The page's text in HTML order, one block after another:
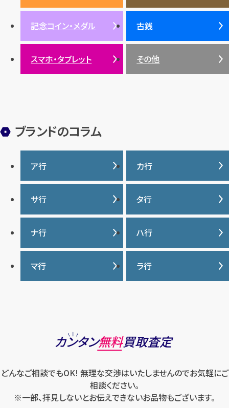
ルビー 陶磁器・ガラス ブレゲ SDGs
サファイア
パール
サンゴ
ヒスイ
記念コイン・メダル 古銭
スマホ・タブレット その他
ブランドのコラム
ア行
IWC
ヴァシュロンコンスタンタ
ン
ウブロ
エルメス
オーデマ ピゲ
カ行
カナダグース
カルティエ
グッチ
クロムハーツ
ケイト・スペード
サ行
サマンサタバサ
ジーショック
ジャガー・ルクルト
スウォッチ
ゼニス
セリーヌ
タ行
タグ・ホイヤー
ディオール
ティファニー
ナ行
ナイキ
ハ行
バーバリー
バカラ
ハリー・ウィンストン
フェラガモ
フェンディ
マ行 ラ行
ロエベ
ロンジン
カンタン無料買取査定
どんなご相談でもOK! 無理な交渉はいたしませんのでお気軽にご
相談ください。
※一部、拝見しないとお伝えできないお品物もございます。